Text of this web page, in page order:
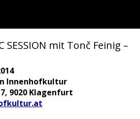
SESSION mit Tonč Feinig –
Innenhofkultur
9020 Klagenfurt